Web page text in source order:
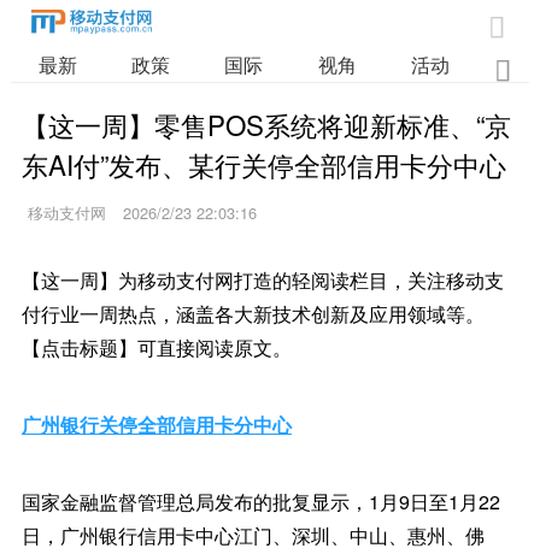

最新 政策 国际 视角 活动 业

【这一周】零售POS系统将迎新标准、“京
东AI付”发布、某行关停全部信用卡分中心
移动支付网 2026/2/23 22:03:16
【这一周】为移动支付网打造的轻阅读栏目，关注移动支
付行业一周热点，涵盖各大新技术创新及应用领域等。
【点击标题】可直接阅读原文。
广州银行关停全部信用卡分中心
国家金融监督管理总局发布的批复显示，1月9日至1月22
日，广州银行信用卡中心江门、深圳、中山、惠州、佛